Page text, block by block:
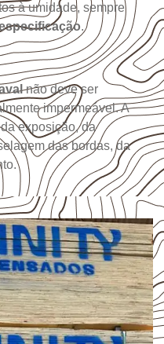
à umidade, sempre
.
não deve ser
impermeável. A
exposição, da
das bordas, da